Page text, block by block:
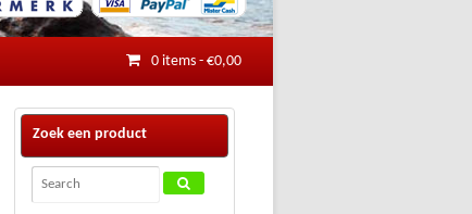
0 items - €0,00
Zoek een product